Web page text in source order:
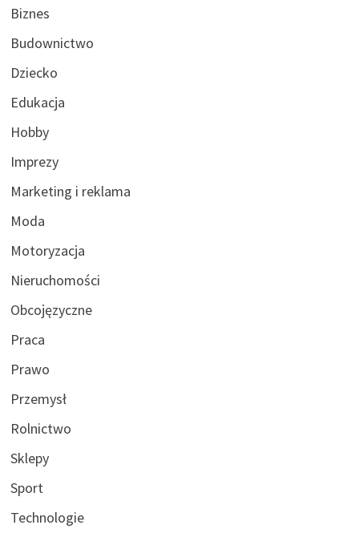
Biznes
Budownictwo
Dziecko
Edukacja
Hobby
Imprezy
Marketing i reklama
Moda
Motoryzacja
Nieruchomości
Obcojęzyczne
Praca
Prawo
Przemysł
Rolnictwo
Sklepy
Sport
Technologie